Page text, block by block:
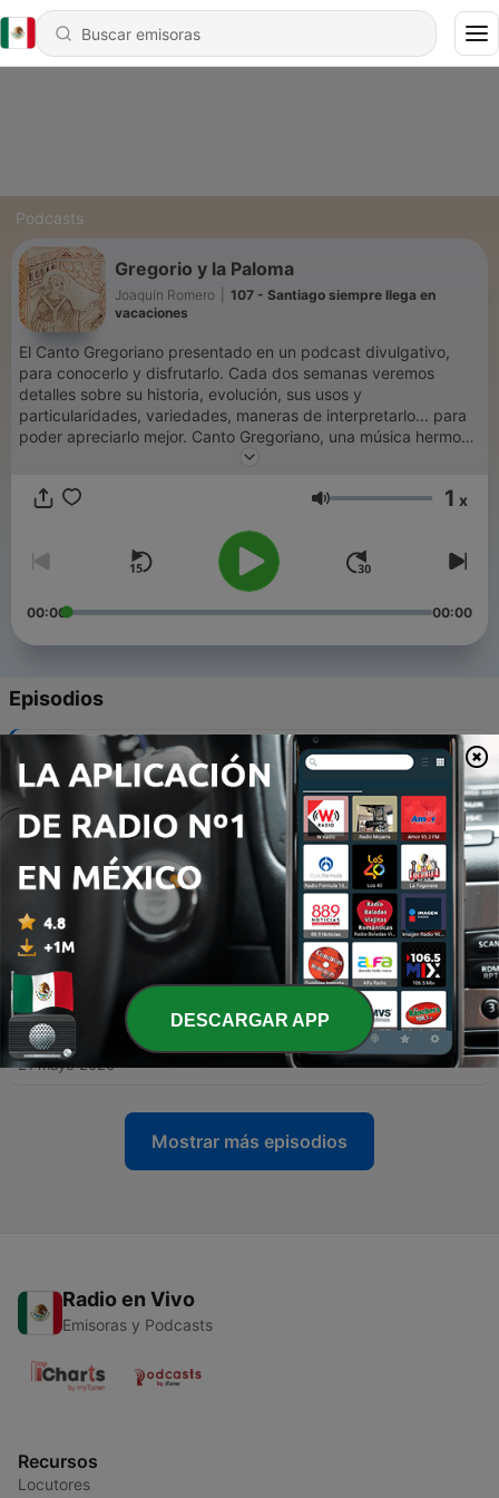
Podcasts
Gregorio y la Paloma
Joaquín Romero
107 - Santiago siempre llega en
vacaciones
El Canto Gregoriano presentado en un podcast divulgativo,
para conocerlo y disfrutarlo. Cada dos semanas veremos
detalles sobre su historia, evolución, sus usos y
particularidades, variedades, maneras de interpretarlo... para
poder apreciarlo mejor. Canto Gregoriano, una música hermosa
y milenaria. Pongo mi larga experiencia al servicio de los que
"Schola Gregoriana Hispalensis":
Volumen 1 x
00:00 00:00
Episodios
107 Santiago siempre llega en vacaciones
04 ago. 2026
106 - 90- La Virgen del Carmen
105 - 89- Tiempos difíciles...
18 jun. 2026
-
04 jun. 2026
103 - 87- San Antonio de Padua
21 mayo 2026
Mostrar más episodios
Radio en Vivo
Emisoras y Podcasts
Recursos
Locutores
DESCARGAR APP